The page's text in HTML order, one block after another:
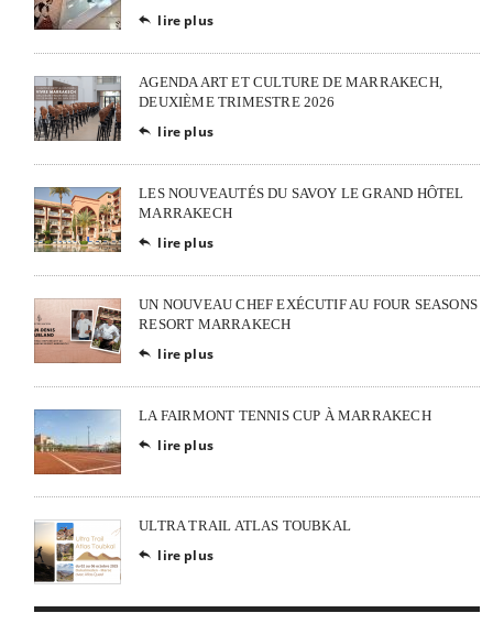
 lire plus
AGENDA ART ET CULTURE DE MARRAKECH,
DEUXIÈME TRIMESTRE 2026
 lire plus
LES NOUVEAUTÉS DU SAVOY LE GRAND HÔTEL
MARRAKECH
 lire plus
UN NOUVEAU CHEF EXÉCUTIF AU FOUR SEASONS
RESORT MARRAKECH
 lire plus
LA FAIRMONT TENNIS CUP À MARRAKECH
 lire plus
ULTRA TRAIL ATLAS TOUBKAL
 lire plus